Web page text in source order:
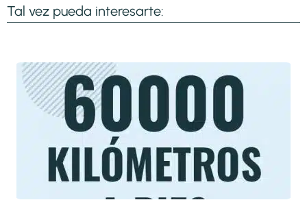
Tal vez pueda interesarte: